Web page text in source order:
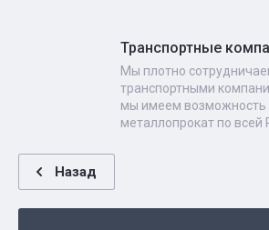
Транспортные
Мы плотно
транспортными
мы имеем возможность
металлопрокат по всей
Назад